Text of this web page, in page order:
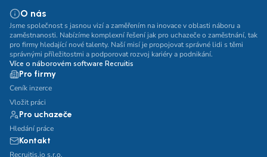
O nás
Jsme společnost s jasnou vizí a zaměřením na inovace v oblasti náboru a
zaměstnanosti. Nabízíme komplexní řešení jak pro uchazeče o zaměstnání, tak
pro firmy hledající nové talenty. Naší misí je propojovat správné lidi s těmi
správnými příležitostmi a podporovat rozvoj kariéry a podnikání.
Více o náborovém software Recruitis
Pro firmy
Ceník inzerce
Vložit práci
Pro uchazeče
Hledání práce
Kontakt
Recruitis.io s.r.o.